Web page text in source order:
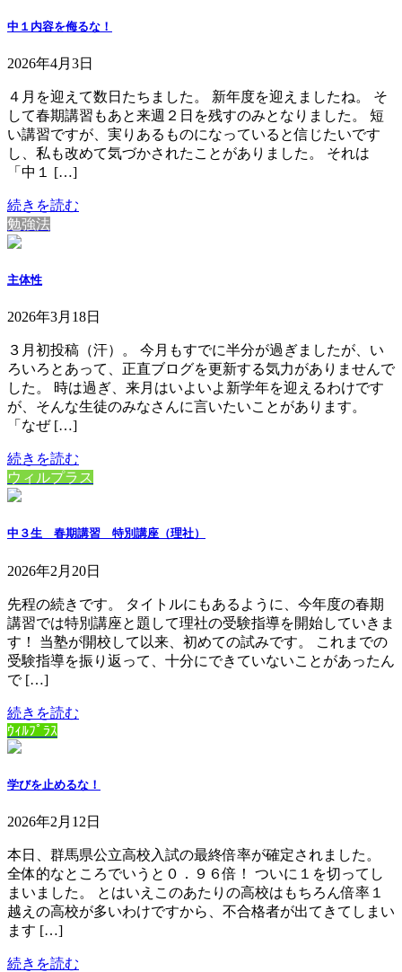
中１内容を侮るな！
2026年4月3日
４月を迎えて数日たちました。 新年度を迎えましたね。 そ
して春期講習もあと来週２日を残すのみとなりました。 短
い講習ですが、実りあるものになっていると信じたいです
し、私も改めて気づかされたことがありました。 それは
「中１ […]
続きを読む
勉強法
主体性
2026年3月18日
３月初投稿（汗）。 今月もすでに半分が過ぎましたが、い
ろいろとあって、正直ブログを更新する気力がありませんで
した。 時は過ぎ、来月はいよいよ新学年を迎えるわけです
が、そんな生徒のみなさんに言いたいことがあります。
「なぜ […]
続きを読む
ウィルプラス
中３生 春期講習 特別講座（理社）
2026年2月20日
先程の続きです。 タイトルにもあるように、今年度の春期
講習では特別講座と題して理社の受験指導を開始していきま
す！ 当塾が開校して以来、初めての試みです。 これまでの
受験指導を振り返って、十分にできていないことがあったん
で […]
続きを読む
ｳｨﾙﾌﾟﾗｽ
学びを止めるな！
2026年2月12日
本日、群馬県公立高校入試の最終倍率が確定されました。
全体的なところでいうと０．９６倍！ ついに１を切ってし
まいました。 とはいえこのあたりの高校はもちろん倍率１
越えの高校が多いわけですから、不合格者が出てきてしまい
ます […]
続きを読む